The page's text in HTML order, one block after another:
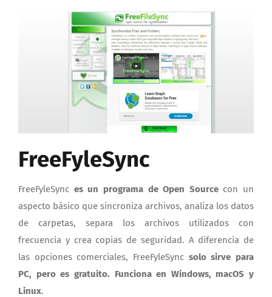
FreeFyleSync
FreeFyleSync es un programa de Open Source con un
aspecto básico que sincroniza archivos, analiza los datos
de carpetas, separa los archivos utilizados con
frecuencia y crea copias de seguridad. A diferencia de
las opciones comerciales, FreeFyleSync solo sirve para
PC, pero es gratuito. Funciona en Windows, macOS y
Linux.